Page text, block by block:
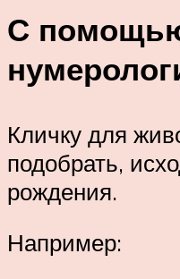
С
Кличку для
подобрать,
рождения.
Например: